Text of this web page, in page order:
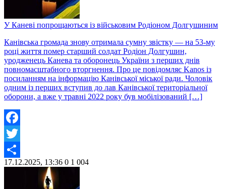
У Каневі попрощаються із військовим Родіоном Долгушиним
Канівська громада знову отримала сумну звістку — на 53-му
році життя помер старший солдат Родіон Долгушин,
уродженець Канева та оборонець України з перших днів
повномасштабного вторгнення. Про це повідомляє Kanos із
посиланням на інформацію Канівської міської ради. Чоловік
одним із перших вступив до лав Канівської територіальної
оборони, а вже у травні 2022 року був мобілізований […]
Facebook
Twitter
Share
17.12.2025, 13:36 0 1 004